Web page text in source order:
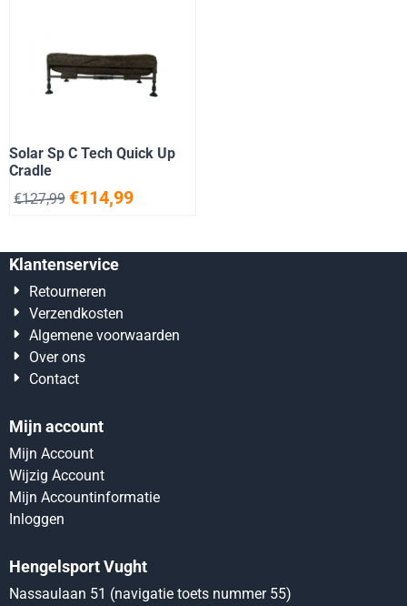
Solar Sp C Tech Quick Up
Cradle
€127,99 €114,99
Klantenservice
Retourneren
Verzendkosten
Algemene voorwaarden
Over ons
Contact
Mijn account
Mijn Account
Wijzig Account
Mijn Accountinformatie
Inloggen
Hengelsport Vught
Nassaulaan 51 (navigatie toets nummer 55)